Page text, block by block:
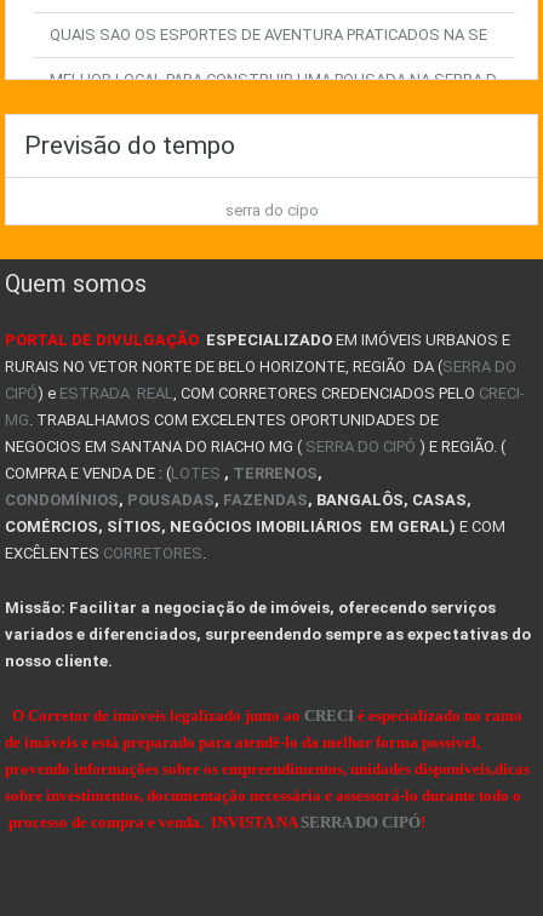
QUAIS SAO OS ESPORTES DE AVENTURA PRATICADOS NA SE
MELHOR LOCAL PARA CONSTRUIR UMA POUSADA NA SERRA D
TIPOS DE CASAS PRÉ FABRICADAS
8 FATORES QUE LEVAM UMA PESSOA A COMPRAR UM IMÓVEL
AVALIAÇÃO DE IMÓVEIS NA SERRA DO CIPÓ
Descubra a magia do inverno na Serra do Cipó !
COMO COMPRAR UM IMÓVEL DE LEILÃO NA SERRA DO CIPÓ
CASAS PARA ALUGAR SERRA DO CIPÓ E LAPINHA
PLANTAS DE KITNET
10 Dicas de como projetar e construir sua casa de
VALE A PENA INVESTIR EM UM LOTE OU TERRENO?
Dicas de Como Fazer o Circuito Cicloturista da Se
SENSACIONAIS DICAS NA HORA DE COMPRAR UMA FAZENDA
DICAS PARA OBSERVAÇÃO DE AVES NA SERRA DO CIPÓ
Previsão do tempo
serra do cipo
Quem somos
PORTAL DE DIVULGAÇÃO ESPECIALIZADO EM IMÓVEIS URBANOS E
RURAIS NO VETOR NORTE DE BELO HORIZONTE, REGIÃO DA (SERRA DO
CIPÓ) e ESTRADA REAL , COM CORRETORES CREDENCIADOS PELO CRECI-
MG . TRABALHAMOS COM EXCELENTES OPORTUNIDADES DE
NEGOCIOS EM SANTANA DO RIACHO MG ( SERRA DO CIPÓ ) E REGIÃO. (
COMPRA E VENDA DE : (LOTES , TERRENOS,
CONDOMÍNIOS, POUSADAS, FAZENDAS, BANGALÔS, CASAS,
COMÉRCIOS, SÍTIOS, NEGÓCIOS IMOBILIÁRIOS EM GERAL) E COM
EXCÊLENTES CORRETORES
Missão: Facilitar a negociação de imóveis, oferecendo serviços
variados e diferenciados, surpreendendo sempre as expectativas do
nosso cliente.
O Corretor de imóveis legalizado junto ao CRECI é especializado no ramo
de imóveis e está preparado para atendê-lo da melhor forma possível,
provendo informações sobre os empreendimentos, unidades disponíveis,dicas
sobre investimentos, documentação necessária e assessorá-lo durante todo o
processo de compra e venda. INVISTA NA SERRA DO CIPÓ!